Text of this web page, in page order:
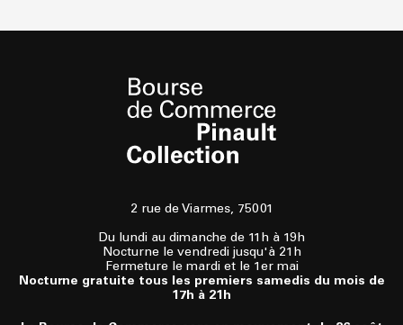
2 rue de Viarmes, 75001
Du lundi au dimanche de 11h à 19h
Nocturne le vendredi jusqu'à 21h
Fermeture le mardi et le 1er mai
Nocturne gratuite tous les premiers samedis du mois de
17h à 21h